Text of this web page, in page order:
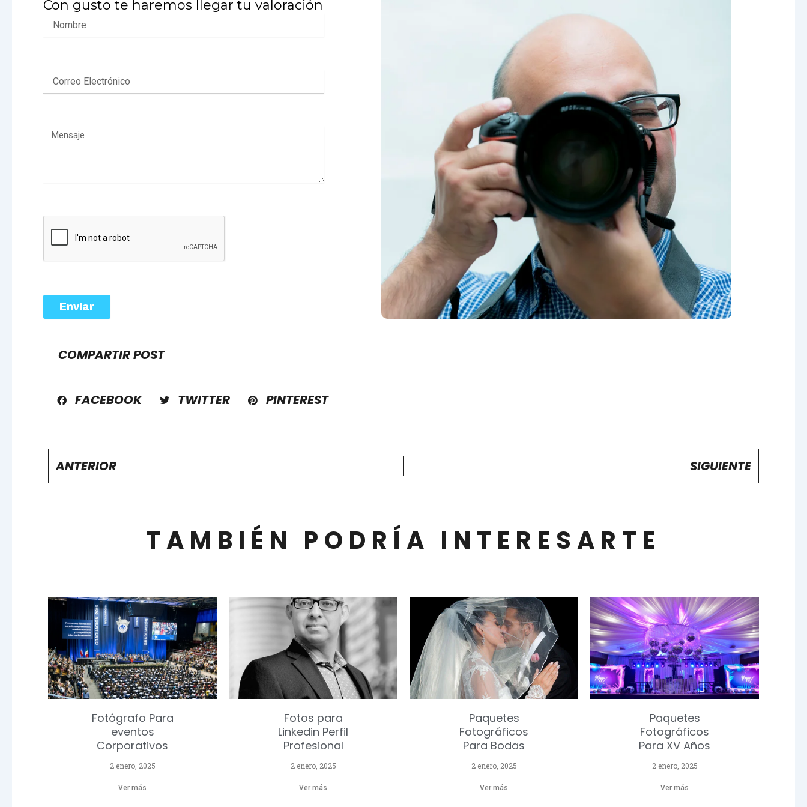
Con gusto te haremos llegar tu valoración
Electrónico
Mensaje
Enviar
COMPARTIR POST
FACEBOOK TWITTER PINTEREST
ANTERIOR SIGUIENTE
TAMBIÉN PODRÍA INTERESARTE
Fotógrafo Para
eventos
Corporativos
2 enero, 2025
Ver más
Fotos para
Linkedin Perfil
Profesional
2 enero, 2025
Ver más
Paquetes
Fotográficos
Para Bodas
2 enero, 2025
Ver más
Paquetes
Fotográficos
Para XV Años
2 enero, 2025
Ver más